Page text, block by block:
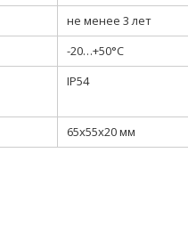
не менее 3 лет
-20…+50°С
IP54
65х55х20 мм